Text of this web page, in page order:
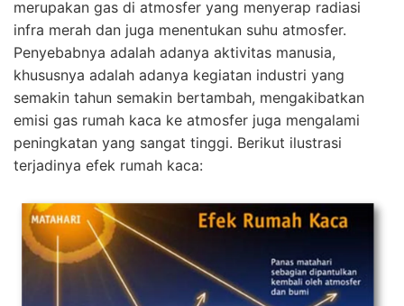
merupakan gas di atmosfer yang menyerap radiasi
infra merah dan juga menentukan suhu atmosfer.
Penyebabnya adalah adanya aktivitas manusia,
khususnya adalah adanya kegiatan industri yang
semakin tahun semakin bertambah, mengakibatkan
emisi gas rumah kaca ke atmosfer juga mengalami
peningkatan yang sangat tinggi. Berikut ilustrasi
terjadinya efek rumah kaca: